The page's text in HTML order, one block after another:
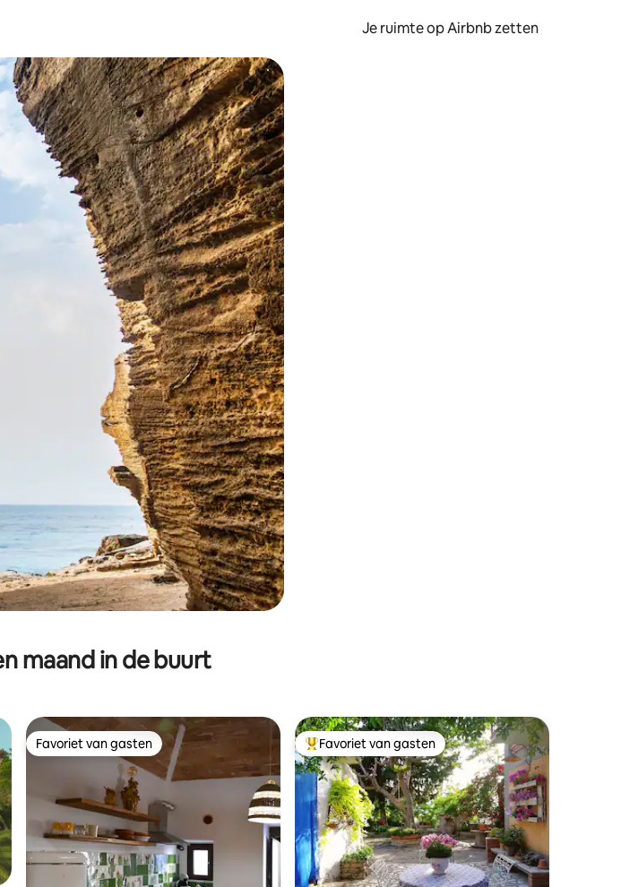
Je ruimte op Airbnb zetten
omhoog en omlaag, óf door te tikken of swipen.
maand in de buurt
Favoriet van gasten
Favoriet van gasten Topfavoriet van gasten
Favoriet van gasten